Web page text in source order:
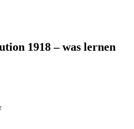
1918 – was lernen